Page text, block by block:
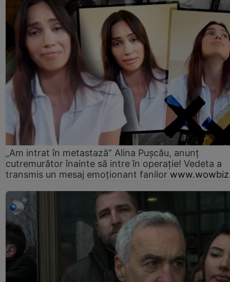
„Am intrat în metastază” Alina Pușcău, anunț
cutremurător înainte să intre în operație! Vedeta a
transmis un mesaj emoționant fanilor